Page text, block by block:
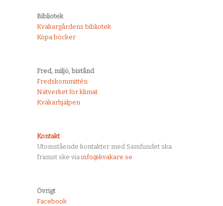
Bibliotek
Kväkargårdens bibliotek
Köpa böcker
Fred, miljö, bistånd
Fredskommittén
Nätverket för klimat
Kväkarhjälpen
Kontakt
Utomstående kontakter med Samfundet ska
främst ske via info@kvakare.se.
Övrigt
Facebook